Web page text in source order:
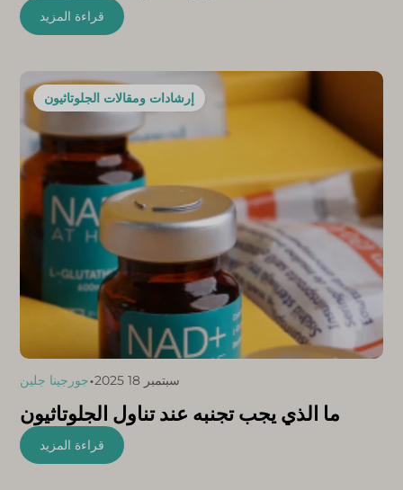
قراءة المزيد
إرشادات ومقالات الجلوتاثيون
جورجينا جلين• سبتمبر 18 2025
ما الذي يجب تجنبه عند تناول الجلوتاثيون
قراءة المزيد